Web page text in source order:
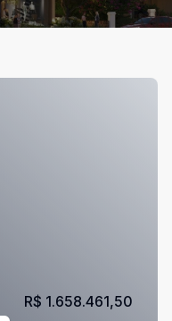
R$ 1.658.461,50